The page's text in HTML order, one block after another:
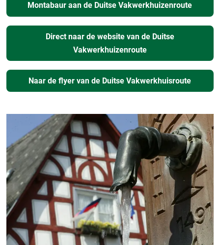
Montabaur aan de Duitse Vakwerkhuizenroute
Direct naar de website van de Duitse
Vakwerkhuizenroute
Naar de flyer van de Duitse Vakwerkhuisroute